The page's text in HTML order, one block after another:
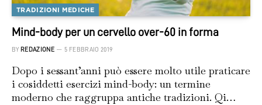
TRADIZIONI MEDICHE
Mind-body per un cervello over-60 in forma
BY REDAZIONE 5 FEBBRAIO 2019
Dopo i sessant’anni può essere molto utile praticare
i cosiddetti esercizi mind-body: un termine
moderno che raggruppa antiche tradizioni. Qi…